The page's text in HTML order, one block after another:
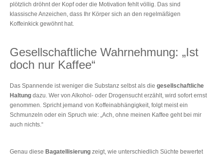
plötzlich dröhnt der Kopf oder die Motivation fehlt völlig. Das sind
klassische Anzeichen, dass Ihr Körper sich an den regelmäßigen
Koffeinkick gewöhnt hat.
Gesellschaftliche Wahrnehmung: „Ist
doch nur Kaffee“
Das Spannende ist weniger die Substanz selbst als die gesellschaftliche
Haltung dazu. Wer von Alkohol- oder Drogensucht erzählt, wird sofort ernst
genommen. Spricht jemand von Koffeinabhängigkeit, folgt meist ein
Schmunzeln oder ein Spruch wie: „Ach, ohne meinen Kaffee geht bei mir
auch nichts.“
Genau diese Bagatellisierung zeigt, wie unterschiedlich Süchte bewertet